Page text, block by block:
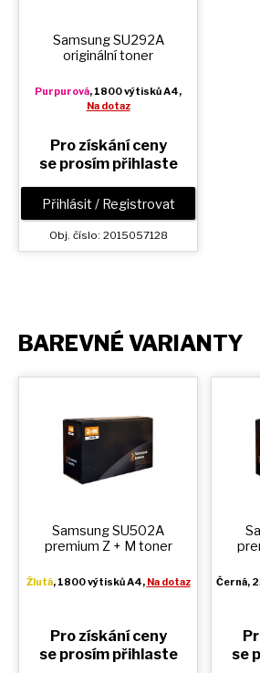
Samsung SU292A
originální toner
Purpurová, 1800 výtisků A4,
Na dotaz
Pro získání ceny
se prosím přihlaste
Přihlásit / Registrovat
Obj. číslo: 2015057128
BAREVNÉ VARIANTY
Samsung SU502A
premium Z + M toner
Žlutá, 1800 výtisků A4, Na dotaz
Pro získání ceny
se prosím přihlaste
Černá,
se